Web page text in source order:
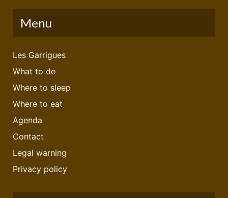
Menu
Les Garrigues
What to do
Where to sleep
Where to eat
Agenda
Contact
Legal warning
Privacy policy